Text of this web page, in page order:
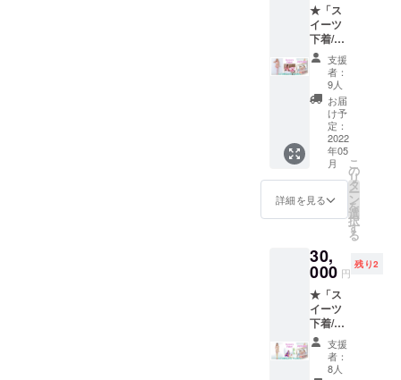
対
トに
なった
基本プ
ランで
す。
[セット
内容] ・
チョコ
レート
ケーキ
ビス
チェ衣
装本体
（TOPS
ツ） ・
チョコ
チャー
ム左右1
対
★「ス
イーツ
下着/ス
トロベ
リー
ムー
ス」コ
ンプ
リート
プラン
★ ス
イーツ
下着/ス
トロベ
リー
イの基
本セッ
ト+フル
アクセ
サリー
セット
（ヘッ
ドドレ
ス・
支援
者：
9人
お届
け予
定：
2022
年05
月
詳細を見る
こ
の
リ
タ
ー
ン
を
選
択
す
る
30,
000 円
残り2
★「ス
イーツ
下着/ブ
ルーベ
リー
チーズ
支援
者：
8人